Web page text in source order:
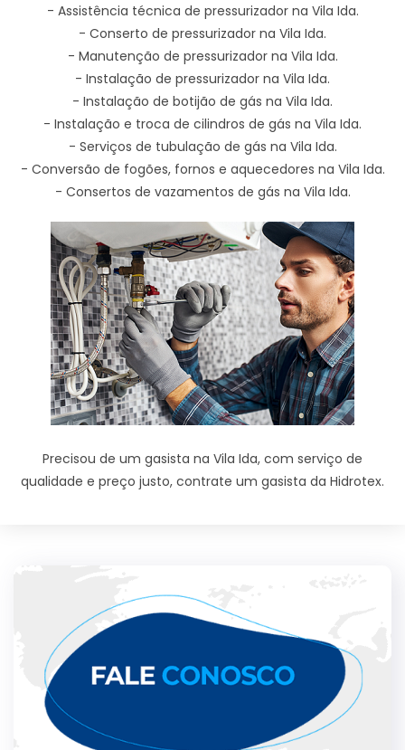
- Assistência técnica de pressurizador na Vila Ida.
- Conserto de pressurizador na Vila Ida.
- Manutenção de pressurizador na Vila Ida.
- Instalação de pressurizador na Vila Ida.
- Instalação de botijão de gás na Vila Ida.
- Instalação e troca de cilindros de gás na Vila Ida.
- Serviços de tubulação de gás na Vila Ida.
- Conversão de fogões, fornos e aquecedores na Vila Ida.
- Consertos de vazamentos de gás na Vila Ida.
Precisou de um gasista na Vila Ida, com serviço de
qualidade e preço justo, contrate um gasista da Hidrotex.